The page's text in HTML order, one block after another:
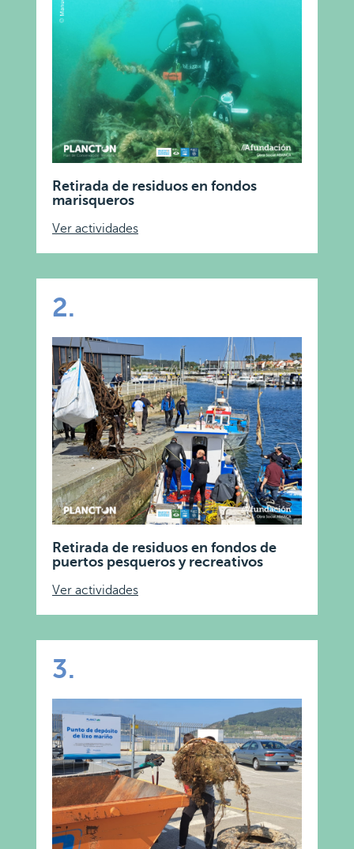
Retirada de residuos en fondos
marisqueros
Ver actividades
2.
Retirada de residuos en fondos de
puertos pesqueros y recreativos
Ver actividades
3.